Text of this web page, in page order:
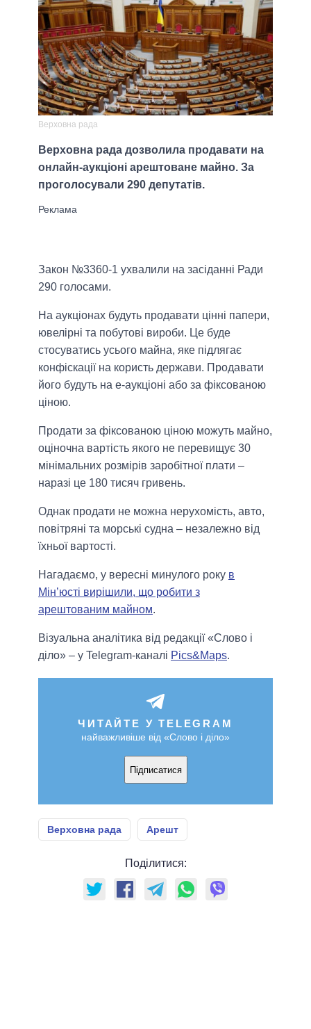
Верховна рада
Верховна рада дозволила продавати на
онлайн-аукціоні арештоване майно. За
проголосували 290 депутатів.
Закон №3360-1 ухвалили на засіданні Ради
290 голосами.
На аукціонах будуть продавати цінні папери,
ювелірні та побутові вироби. Це буде
стосуватись усього майна, яке підлягає
конфіскації на користь держави. Продавати
його будуть на е-аукціоні або за фіксованою
ціною.
Продати за фіксованою ціною можуть майно,
оціночна вартість якого не перевищує 30
мінімальних розмірів заробітної плати –
наразі це 180 тисяч гривень.
Однак продати не можна нерухомість, авто,
повітряні та морські судна – незалежно від
їхньої вартості.
Нагадаємо, у вересні минулого року в
Мін’юсті вирішили, що робити з
арештованим майном.
Візуальна аналітика від редакції «Слово і
діло» – у Telegram-каналі Pics&Maps.
ЧИТАЙТЕ У TELEGRAM
найважливіше від «Слово і діло»
Підписатися
Верховна рада Арешт
Поділитися: